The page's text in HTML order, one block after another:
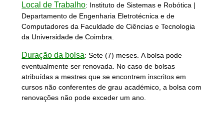
Local de Trabalho: Instituto de Sistemas e Robótica |
Departamento de Engenharia Eletrotécnica e de
Computadores da Faculdade de Ciências e Tecnologia
da Universidade de Coimbra.
Duração da bolsa:Sete (7) meses. A bolsa pode
eventualmente ser renovada. No caso de bolsas
atribuídas a mestres que se encontrem inscritos em
cursos não conferentes de grau académico, a bolsa com
renovações não pode exceder um ano.